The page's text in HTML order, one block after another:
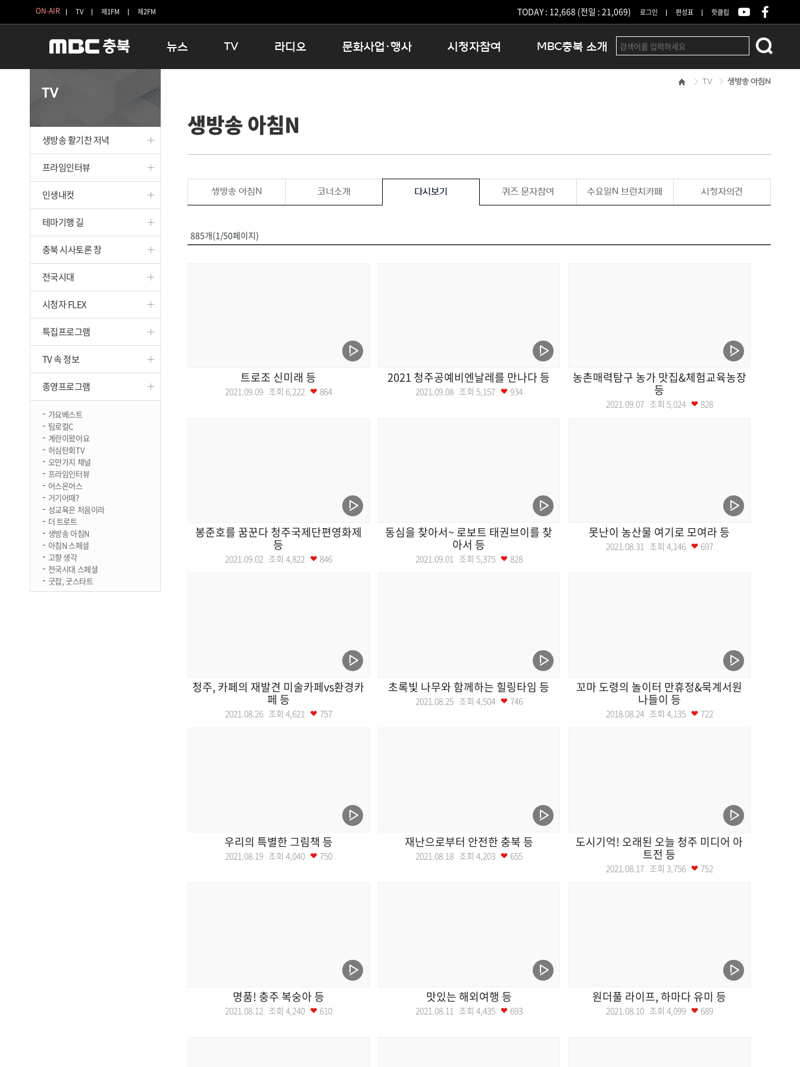
ON-AIR TV 제1FM 제2FM TODAY : 12,668 (전일 : 21,069) 로그인 편성표 핫클립
뉴스
보은
옥천
TV
인생내컷
테마기행 길
시청자 FLEX
특집프로그램
라디오
16:00 완벽한 하루
우리 고향, 부탁해!
문화사업·행사
충청북도 음식문화페스타
청원생명쌀 대청호마라톤
문화행사 아카이빙
시청자참여 MBC충북 소개
오시는길
결산공고
TV
생방송 활기찬 저녁
프라임인터뷰
인생내컷
테마기행 길
충북 시사토론 창
전국시대
시청자 FLEX
특집프로그램
TV 속 정보
종영프로그램
가요베스트
팀로컬C
계란이왔어요
허심탄회TV
오만가지 채널
프라임인터뷰
어스온어스
거기어때?
성교육은 처음이라
더 트로트
생방송 아침N
아침N 스페셜
고향 생각
전국시대 스페셜
굿잡, 굿스타트
TV 생방송 아침N
생방송 아침N
생방송 아침N 코너소개 다시보기 퀴즈 문자참여 수요일N 브런치카페 시청자의견
885개(1/50페이지)
트로조 신미래 등
2021.09.09 조회 6,222 864
2021 청주공예비엔날레를 만나다 등
2021.09.08 조회 5,157 934
농촌매력탐구 농가 맛집&체험교육농장
등
2021.09.07 조회 5,024 828
봉준호를 꿈꾼다 청주국제단편영화제
등
2021.09.02 조회 4,822 846
동심을 찾아서~ 로보트 태권브이를 찾
아서 등
2021.09.01 조회 5,375 828
못난이 농산물 여기로 모여라 등
2021.08.31 조회 4,146 697
청주, 카페의 재발견 미술카페vs환경카
페 등
2021.08.26 조회 4,621 757
초록빛 나무와 함께하는 힐링타임 등
2021.08.25 조회 4,504 746
꼬마 도령의 놀이터 만휴정&묵계서원
나들이 등
2018.08.24 조회 4,135 722
우리의 특별한 그림책 등
2021.08.19 조회 4,040 750
재난으로부터 안전한 충북 등
2021.08.18 조회 4,203 655
도시기억! 오래된 오늘 청주 미디어 아
트전 등
2021.08.17 조회 3,756 752
명품! 충주 복숭아 등
2021.08.12 조회 4,240 610
맛있는 해외여행 등
2021.08.11 조회 4,435 693
원더풀 라이프, 하마다 유미 등
2021.08.10 조회 4,099 689